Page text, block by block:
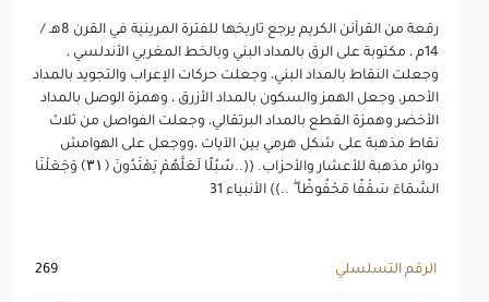
رقعة من القرآنن الكريم يرجع تاريخها للفترة المرينية في القرن 8هـ /
14م ، مكتوبة على الرق بالمداد البني وبالخط المغربي الأندلسي ،
وجعلت النقاط بالمداد البني، وجعلت حركات الإعراب والتجويد بالمداد
الأحمر، وجعل الهمز والسكون بالمداد الأزرق ، وهمزة الوصل بالمداد
الأخضر وهمزة القطع بالمداد البرتقالي، وجعلت الفواصل من ثلاث
نقاط مذهبة على شكل هرمي بين الآيات ،ووجعل على الهوامش
دوائر مذهبة للأعشار والأحزاب. ((..سُبُلًا لَعَلَّهُمْ يَهْتَدُونَ ﴿۳۱﴾ وَجَعَلْنَا
السَّمَاءَ سَقْفًا مَحْفُوظًا ۖ ..)) الأنبياء 31
269 الرقم التسلسلي